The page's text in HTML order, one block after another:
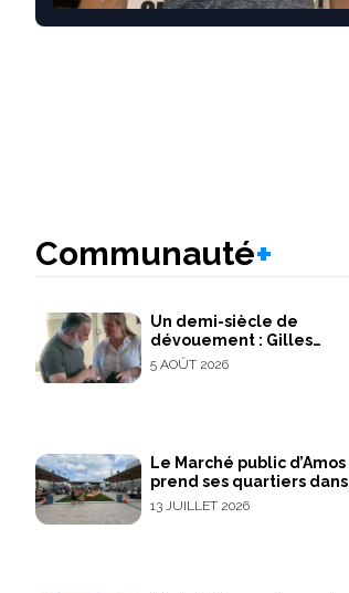
Communauté+
Un demi-siècle de
dévouement : Gilles
Dubreuil honoré pour ses
5 AOÛT 2026
Le Marché public d’Amos
prend ses quartiers dans
la nouvelle Place
13 JUILLET 2026